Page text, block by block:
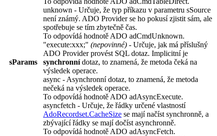
sParams
unknown - Určuje, že typ příkazu v parametru sSource
není známý. ADO Providerse ho pokusí zjistit sám, ale
spotřebuje se tím zbytečně čas.
To odpovídá hodnotě ADO adCmdUnknown.
"execute:xxx;" (nepovinné) - Určuje, jak má příslušný
ADO Providerprovést SQL dotaz. Implicitní je
synchronnídotaz, to znamená, že metoda čeká na
výsledek operace.
async - Asynchronní dotaz, to znamená, že metoda
nečeká na výsledek operace.
To odpovídá hodnotě ADO adAsyncExecute.
asyncfetch - Určuje, že řádky určené vlastností
AdoRecordset.CacheSize se mají načíst synchronně, a
zbývající řádky se mají dočíst asynchronně.
To odpovídá hodnotě ADO adAsyncFetch.